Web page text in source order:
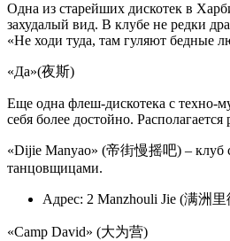
Одна из старейших дискотек в
захудалый вид. В клубе не редки
«Не ходи туда, там гуляют бедные
«Да»(夜斯)
Еще одна флеш-дискотека с техно-
себя более достойно.
«Dijie Manyao» (帝街慢摇吧) – клуб
танцовщицами.
Адрес: 2 Manzhouli Jie (满洲
«Camp David» (大为营)